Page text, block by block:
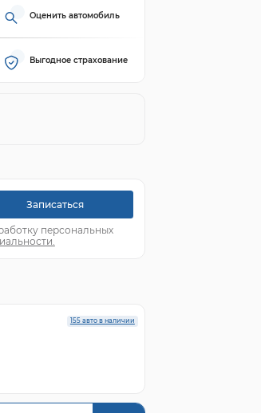
Оценить автомобиль
Выгодное страхование
Записаться
персональных
155 авто в наличии